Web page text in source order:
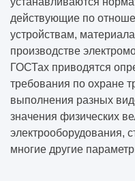
действующие по
устройствам,
производстве
ГОСТах приводятся
требования по охране
выполнения разных
значения физических
электрооборудования,
многие другие